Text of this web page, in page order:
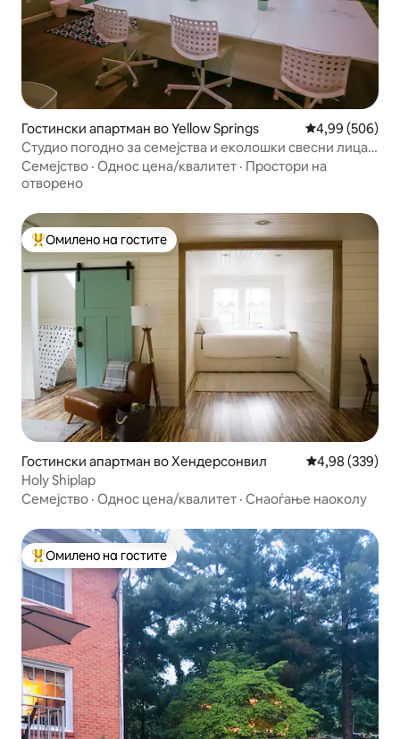
Гостински апартман во Yellow Springs Просечна
4,99 (506)
Студио погодно за семејства и еколошки свесни лица
во близина на центарот на градот
Семејство · Однос цена/квалитет · Простори на
отворено
Меѓу најуспешните „Омилени на гостите“
Омилено на гостите
Гостински апартман во Хендерсонвил Просечна
4,98 (339)
Holy Shiplap
Семејство · Однос цена/квалитет · Снаоѓање наоколу
Меѓу најуспешните „Омилени на гостите“
Омилено на гостите